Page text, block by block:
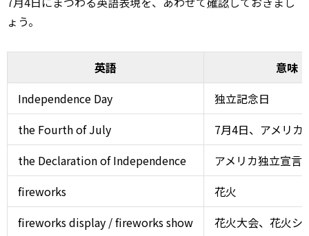
ょう。
英語
意味
Independence Day
独立記念日
the Fourth of July
7月4日、アメリカ
the Declaration of Independence
アメリカ独立宣言
fireworks
花火
fireworks display / fireworks show
花火大会、花火シ